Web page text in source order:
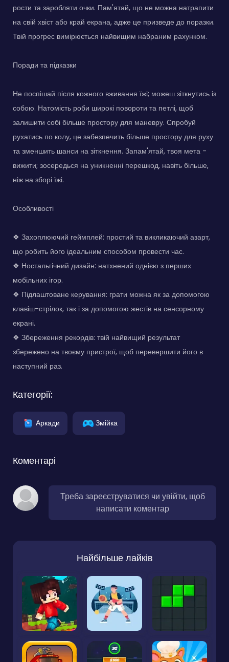
рости та заробляти очки. Пам'ятай, що не можна натрапити
на свій хвіст або край екрана, адже це призведе до поразки.
Твій прогрес вимірюється найвищим набраним рахунком.
Поради та підказки
Не поспішай після кожного вживання їжі; можеш зіткнутись із
собою. Натомість роби широкі повороти та петлі, щоб
залишити собі більше простору для маневру. Спробуй
рухатись по колу, це забезпечить більше простору для руху
та зменшить шанси на зіткнення. Запам'ятай, твоя мета -
вижити; зосередься на уникненні перешкод, навіть більше,
ніж на зборі їжі.
Особливості
❖ Захоплюючий геймплей: простий та викликаючий азарт,
що робить його ідеальним способом провести час.
❖ Ностальгічний дизайн: натхнений однією з перших
мобільних ігор.
❖ Підлаштоване керування: грати можна як за допомогою
клавіш-стрілок, так і за допомогою жестів на сенсорному
екрані.
❖ Збереження рекордів: твій найвищий результат
збережено на твоєму пристрої, щоб перевершити його в
наступний раз.
Категорії:
Аркади Змійка
Коментарі
Треба зареєструватися чи увійти, щоб
написати коментар
Найбільше лайків